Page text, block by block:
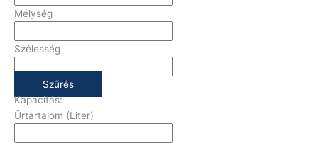
Mélység
Szélesség
Szűrés
Kapacitás:
Űrtartalom (Liter)